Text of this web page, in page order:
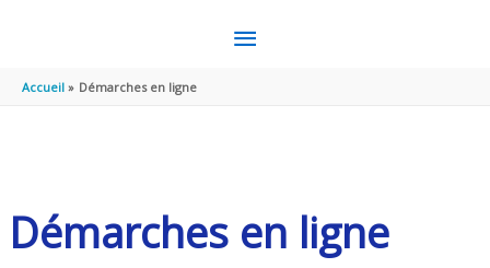
MENU
Accueil Démarches en ligne
Démarches en ligne